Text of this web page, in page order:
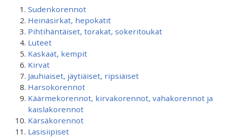
Sudenkorennot
Heinäsirkat, hepokatit
Pihtihäntäiset, torakat, sokeritoukat
Luteet
Kaskaat, kempit
Kirvat
Jauhiaiset, jäytiäiset, ripsiäiset
Harsokorennot
Käärmekorennot, kirvakorennot, vahakorennot ja
kaislakorennot
Kärsäkorennot
Lasisiipiset